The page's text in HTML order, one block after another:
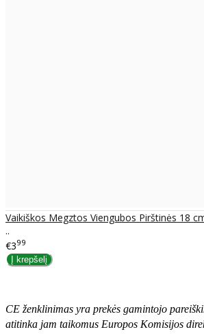
Vaikiškos Megztos Viengubos Pirštinės 18
..
€399
CE ženklinimas yra prekės gamintojo
atitinka jam taikomus Europos Komisijos